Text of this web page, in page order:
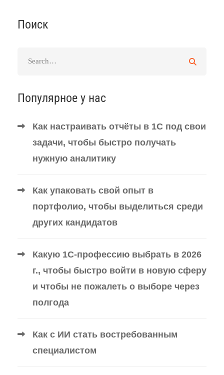
Поиск
Популярное у нас
Как настраивать отчёты в 1С под свои
задачи, чтобы быстро получать
нужную аналитику
Как упаковать свой опыт в
портфолио, чтобы выделиться среди
других кандидатов
Какую 1С-профессию выбрать в 2026
г., чтобы быстро войти в новую сферу
и чтобы не пожалеть о выборе через
полгода
Как с ИИ стать востребованным
специалистом